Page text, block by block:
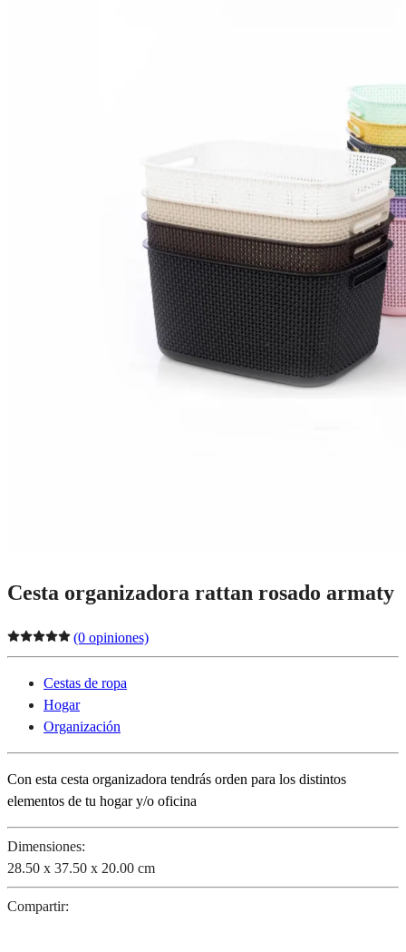
Cesta organizadora rattan rosado armaty
(0 opiniones)
Cestas de ropa
Hogar
Organización
Con esta cesta organizadora tendrás orden para los distintos
elementos de tu hogar y/o oficina
Dimensiones:
28.50 x 37.50 x 20.00 cm
Compartir: